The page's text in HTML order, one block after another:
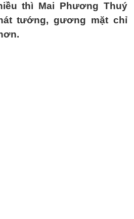
thì Mai Phương Thuý
tướng, gương mặt chỉ